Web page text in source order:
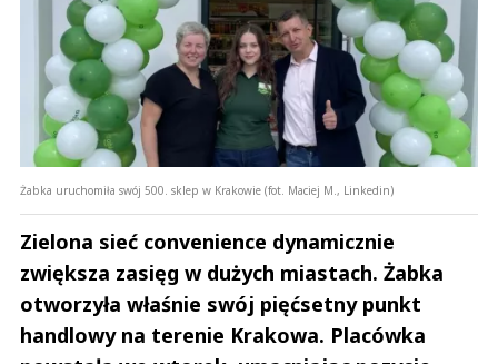
Żabka uruchomiła swój 500. sklep w Krakowie (fot. Maciej M., Linkedin)
Zielona sieć convenience dynamicznie
zwiększa zasięg w dużych miastach. Żabka
otworzyła właśnie swój pięćsetny punkt
handlowy na terenie Krakowa. Placówka